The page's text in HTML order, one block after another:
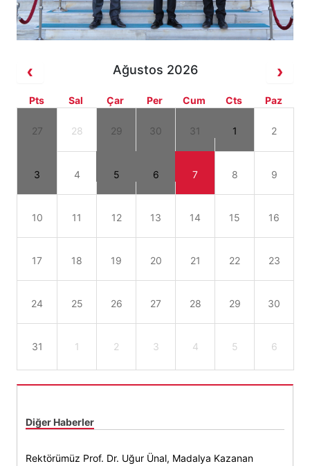
Ağustos 2026
Pts Sal Çar Per Cum Cts Paz
27 28 29 30 31 1 2
3 4 5 6 7 8 9
10 11 12 13 14 15 16
17 18 19 20 21 22 23
24 25 26 27 28 29 30
31 1 2 3 4 5 6
Diğer Haberler
Rektörümüz Prof. Dr. Uğur Ünal, Madalya Kazanan